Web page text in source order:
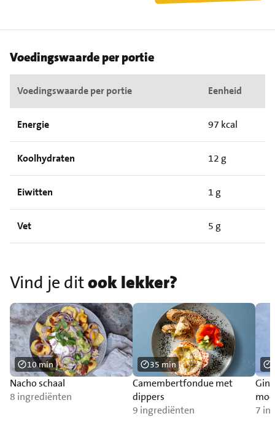
Voedingswaarde per portie
Voedingswaarde per portie Eenheid
Energie 97 kcal
Koolhydraten 12 g
Eiwitten 1 g
Vet 5 g
Vind je ditook lekker?
Nacho schaal
8 ingrediënten
10 min
Camembertfondue met
dippers
9 ingrediënten
35 min
7